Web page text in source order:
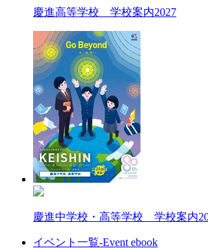
慶進高等学校 学校案内2027
慶進中学校・高等学校 学校案内
イベント一覧-Event ebook